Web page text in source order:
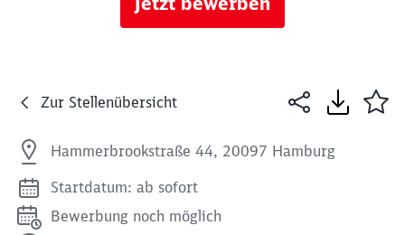
Zur Stellenübersicht
Hammerbrookstraße 44, 20097 Hamburg
Startdatum: ab sofort
Bewerbung noch möglich